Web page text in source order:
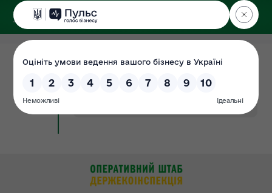
ДЕРЖЕКОІНСПЕКЦІЯ
у Хмельницькій області
31.07.2024
Документ
корупційних ризиків
#ризиків